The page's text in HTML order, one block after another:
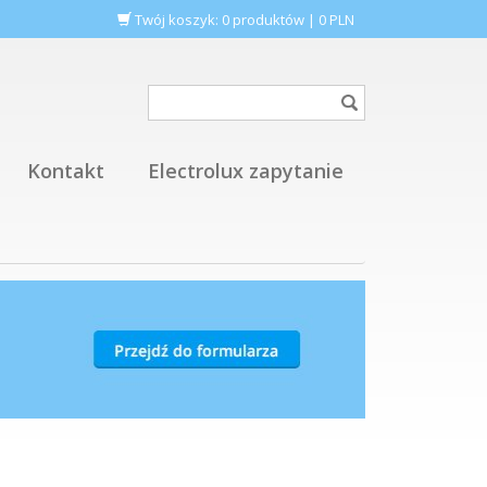
Twój koszyk: 0 produktów | 0 PLN
Kontakt Electrolux zapytanie